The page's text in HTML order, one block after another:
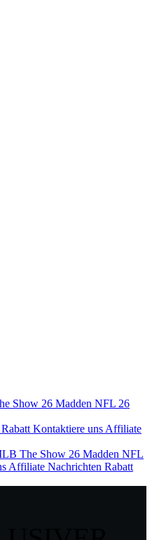
Show 26 Madden NFL 26
Rabatt Kontaktiere uns Affiliate
The Show 26 Madden NFL
Affiliate Nachrichten Rabatt